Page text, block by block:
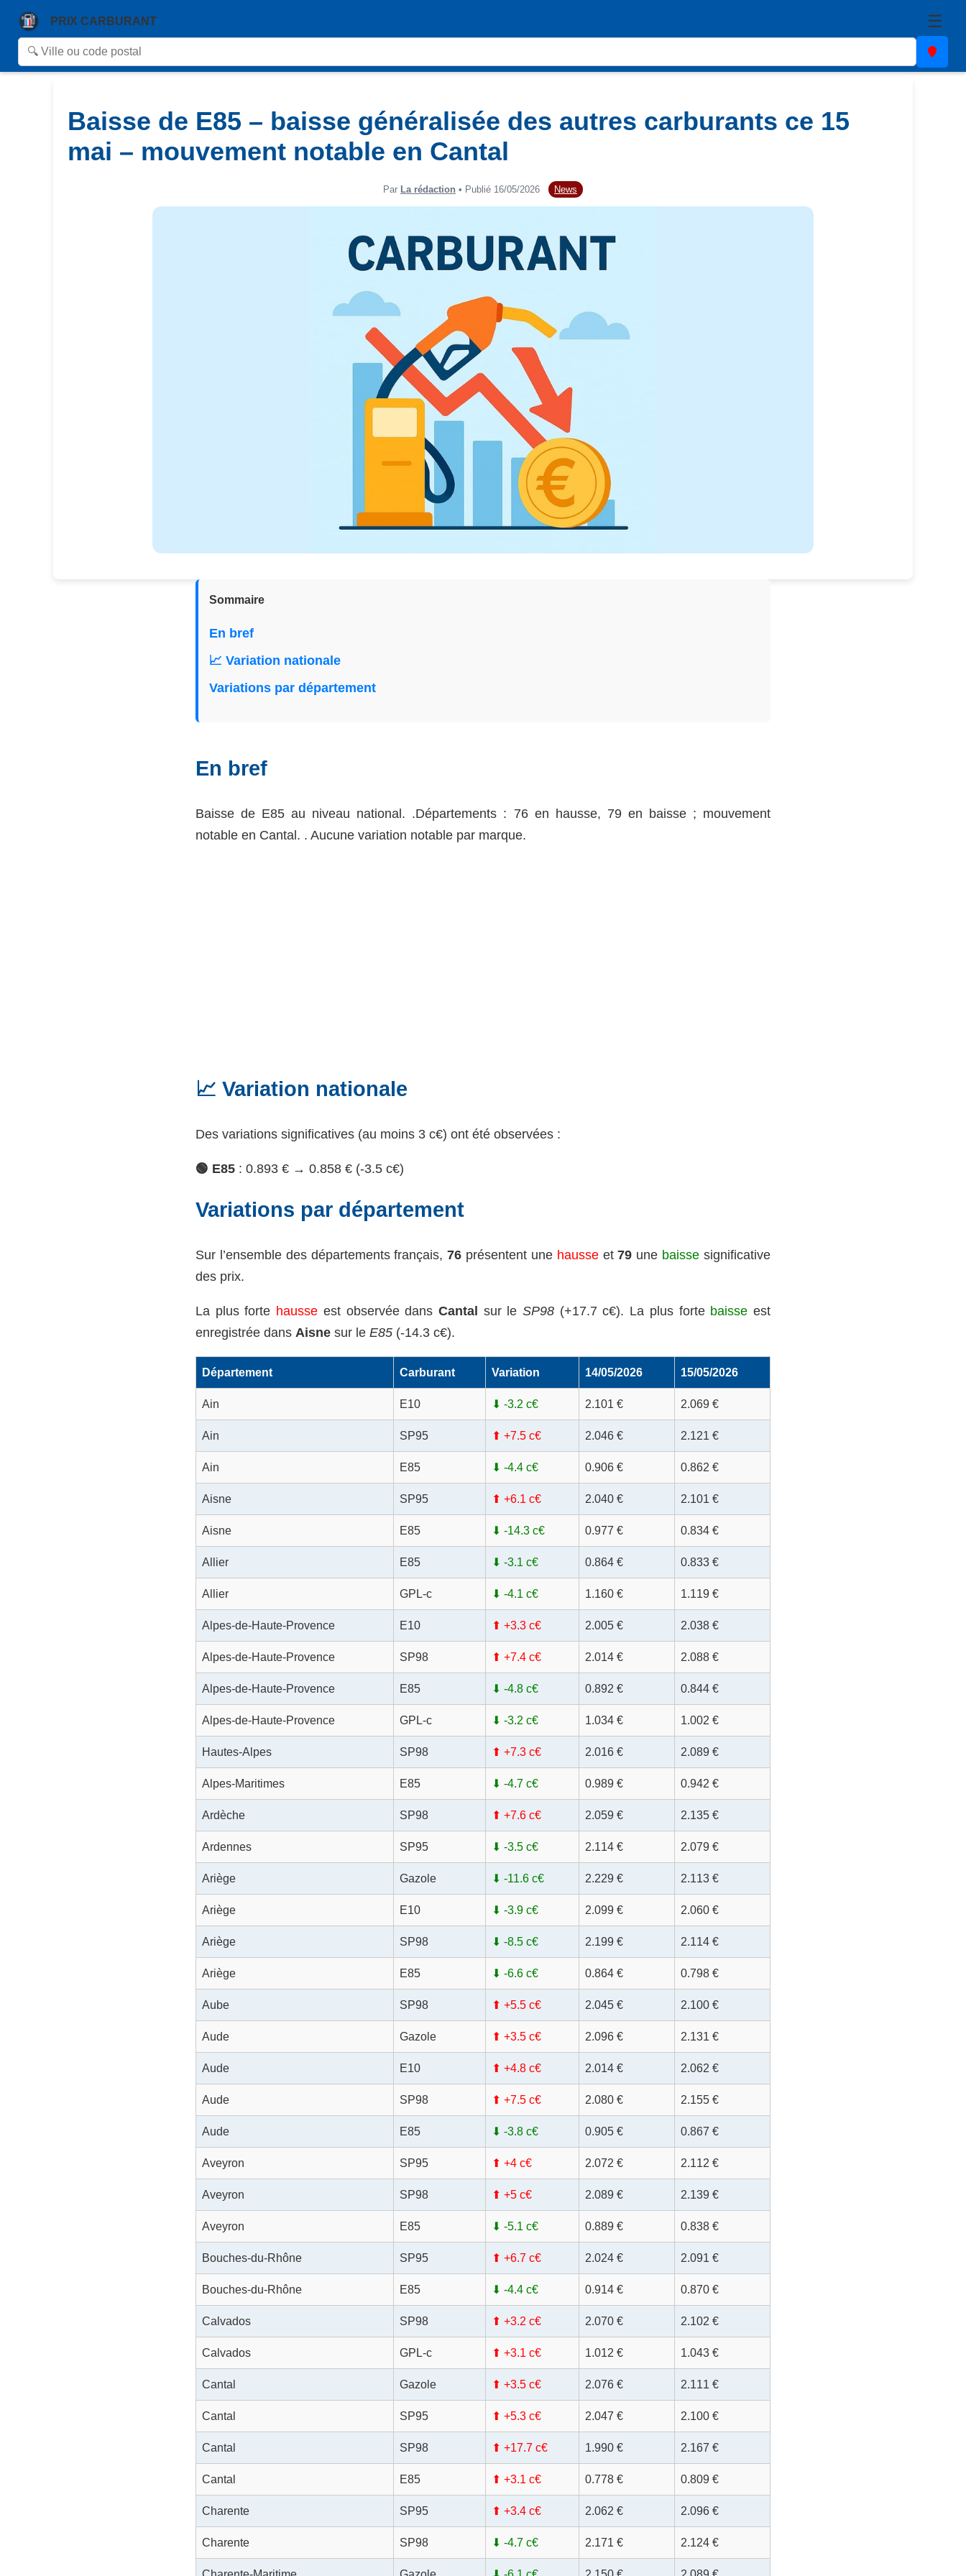
PRIX CARBURANT ☰
Baisse de E85 – baisse généralisée des autres carburants ce 15
mai – mouvement notable en Cantal
Par La rédaction • Publié 16/05/2026 News
Sommaire
En bref
📈 Variation nationale
Variations par département
En bref
Baisse de E85 au niveau national. .Départements : 76 en hausse, 79 en baisse ; mouvement
notable en Cantal. . Aucune variation notable par marque.
📈 Variation nationale
Des variations significatives (au moins 3 c€) ont été observées :
🟢 E85 : 0.893 € → 0.858 € (-3.5 c€)
Variations par département
Sur l’ensemble des départements français,76 présentent une hausseet79 une baisse significative
des prix.
La plus forte hausse est observée dans Cantal sur leSP98 (+17.7 c€). La plus forte baisse est
enregistrée dans Aisne sur le E85 (-14.3 c€).
Département Carburant Variation 14/05/2026 15/05/2026
Ain E10 ⬇ -3.2 c€ 2.101 € 2.069 €
Ain SP95 ⬆ +7.5 c€ 2.046 € 2.121 €
Ain E85 ⬇ -4.4 c€ 0.906 € 0.862 €
Aisne SP95 ⬆ +6.1 c€ 2.040 € 2.101 €
Aisne E85 ⬇ -14.3 c€ 0.977 € 0.834 €
Allier E85 ⬇ -3.1 c€ 0.864 € 0.833 €
Allier GPL-c ⬇ -4.1 c€ 1.160 € 1.119 €
Alpes-de-Haute-Provence E10 ⬆ +3.3 c€ 2.005 € 2.038 €
Alpes-de-Haute-Provence SP98 ⬆ +7.4 c€ 2.014 € 2.088 €
Alpes-de-Haute-Provence E85 ⬇ -4.8 c€ 0.892 € 0.844 €
Alpes-de-Haute-Provence GPL-c ⬇ -3.2 c€ 1.034 € 1.002 €
Hautes-Alpes SP98 ⬆ +7.3 c€ 2.016 € 2.089 €
Alpes-Maritimes E85 ⬇ -4.7 c€ 0.989 € 0.942 €
Ardèche SP98 ⬆ +7.6 c€ 2.059 € 2.135 €
Ardennes SP95 ⬇ -3.5 c€ 2.114 € 2.079 €
Ariège Gazole ⬇ -11.6 c€ 2.229 € 2.113 €
Ariège E10 ⬇ -3.9 c€ 2.099 € 2.060 €
Ariège SP98 ⬇ -8.5 c€ 2.199 € 2.114 €
Ariège E85 ⬇ -6.6 c€ 0.864 € 0.798 €
Aube SP98 ⬆ +5.5 c€ 2.045 € 2.100 €
Aude Gazole ⬆ +3.5 c€ 2.096 € 2.131 €
Aude E10 ⬆ +4.8 c€ 2.014 € 2.062 €
Aude SP98 ⬆ +7.5 c€ 2.080 € 2.155 €
Aude E85 ⬇ -3.8 c€ 0.905 € 0.867 €
Aveyron SP95 ⬆ +4 c€ 2.072 € 2.112 €
Aveyron SP98 ⬆ +5 c€ 2.089 € 2.139 €
Aveyron E85 ⬇ -5.1 c€ 0.889 € 0.838 €
Bouches-du-Rhône SP95 ⬆ +6.7 c€ 2.024 € 2.091 €
Bouches-du-Rhône E85 ⬇ -4.4 c€ 0.914 € 0.870 €
Calvados SP98 ⬆ +3.2 c€ 2.070 € 2.102 €
Calvados GPL-c ⬆ +3.1 c€ 1.012 € 1.043 €
Cantal Gazole ⬆ +3.5 c€ 2.076 € 2.111 €
Cantal SP95 ⬆ +5.3 c€ 2.047 € 2.100 €
Cantal SP98 ⬆ +17.7 c€ 1.990 € 2.167 €
Cantal E85 ⬆ +3.1 c€ 0.778 € 0.809 €
Charente SP95 ⬆ +3.4 c€ 2.062 € 2.096 €
Charente SP98 ⬇ -4.7 c€ 2.171 € 2.124 €